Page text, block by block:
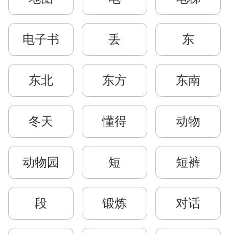
电子书 丢 东
东北 东方 东南
冬天 懂得 动物
动物园 短 短裤
段 锻炼 对话